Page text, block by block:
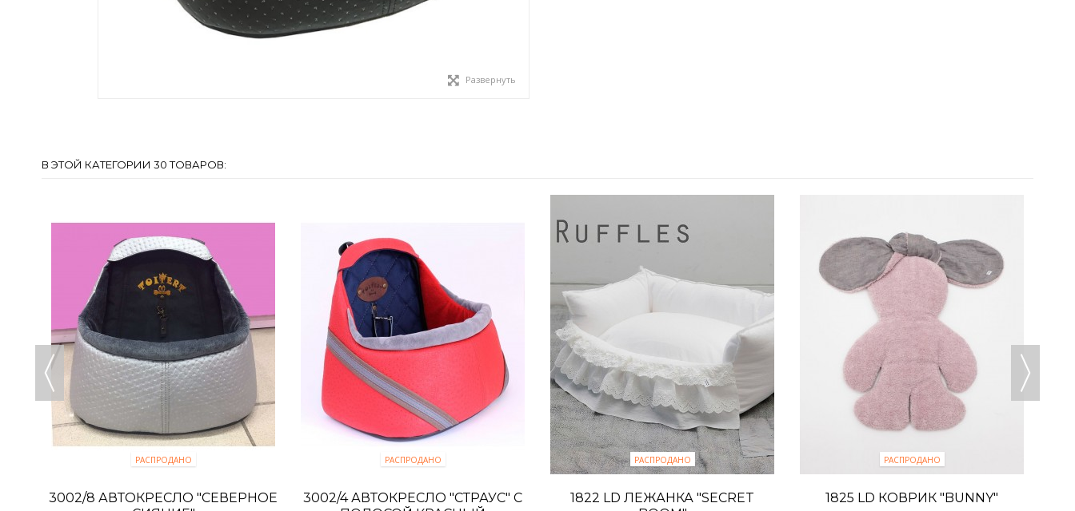
Развернуть
В ЭТОЙ КАТЕГОРИИ 30 ТОВАРОВ:
РАСПРОДАНО
3002/8 АВТОКРЕСЛО "СЕВЕРНОЕ
РАСПРОДАНО
3002/4 АВТОКРЕСЛО "СТРАУС" С
РАСПРОДАНО
1822 LD ЛЕЖАНКА "SECRET
РАСПРОДАНО
1825 LD КОВРИК "BUNNY"